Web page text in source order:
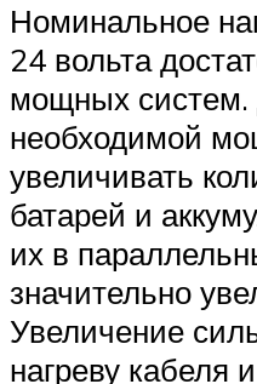
Номинальное
24 вольта
мощных систем.
необходимой
увеличивать
батарей и
их в
значительно
Увеличение
нагреву кабеля